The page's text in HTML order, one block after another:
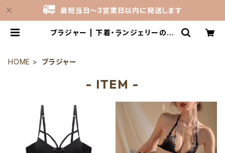
最短当日～3営業日以内に発送します
ブラジャー | 下着・ランジェリーの激
HOME ブラジャー
- ITEM -